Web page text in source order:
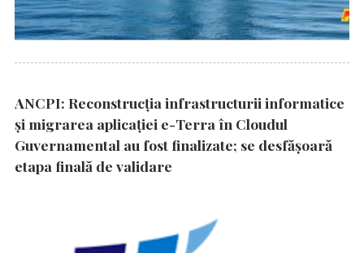
ANCPI: Reconstrucția infrastructurii informatice
și migrarea aplicației e-Terra în Cloudul
Guvernamental au fost finalizate; se desfășoară
etapa finală de validare